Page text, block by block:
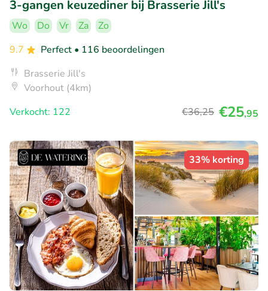
3-gangen keuzediner bij Brasserie Jill's
Wo Do Vr Za
Zo
9.7
Perfect • 116 beoordelingen
Brasserie Jill's
Voorhout (4km)
Verkocht: 122
€36,25 €25,95
33% korting